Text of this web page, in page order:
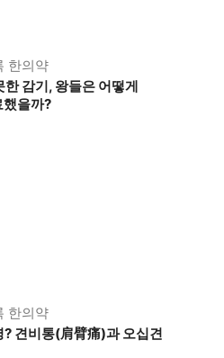
한의약
한 감기, 왕들은 어떻게
했을까?
한의약
견비통(肩臂痛)과 오십견